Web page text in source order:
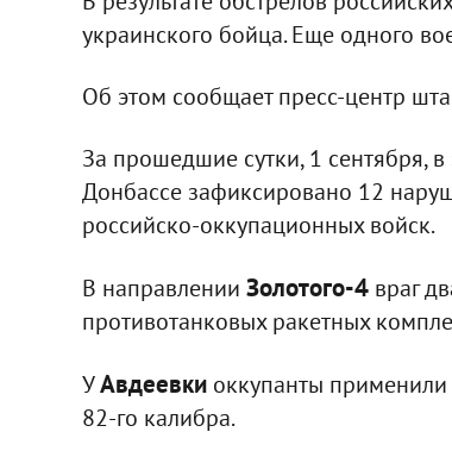
украинского бойца. Еще одного
Об этом сообщает пресс-центр
За прошедшие сутки, 1 сентября,
Донбассе зафиксировано 12
российско-оккупационных войск.
В направлении Золотого-4враг
противотанковых ракетных
УАвдеевкиоккупанты применили
82-го калибра.